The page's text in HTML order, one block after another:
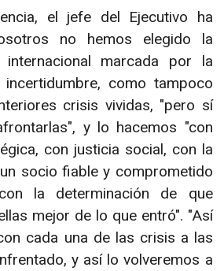
el jefe del Ejecutivo ha
no hemos elegido la
internacional marcada por la
como tampoco
crisis vividas, "pero sí
y lo hacemos "con
con justicia social, con la
socio fiable y comprometido
la determinación de que
mejor de lo que entró". "Así
cada una de las crisis a las
y así lo volveremos a